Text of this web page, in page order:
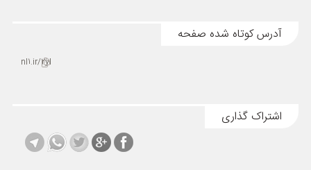
آدرس کوتاه شده صفحه
nl1.ir/2yl
اشتراک گذاری